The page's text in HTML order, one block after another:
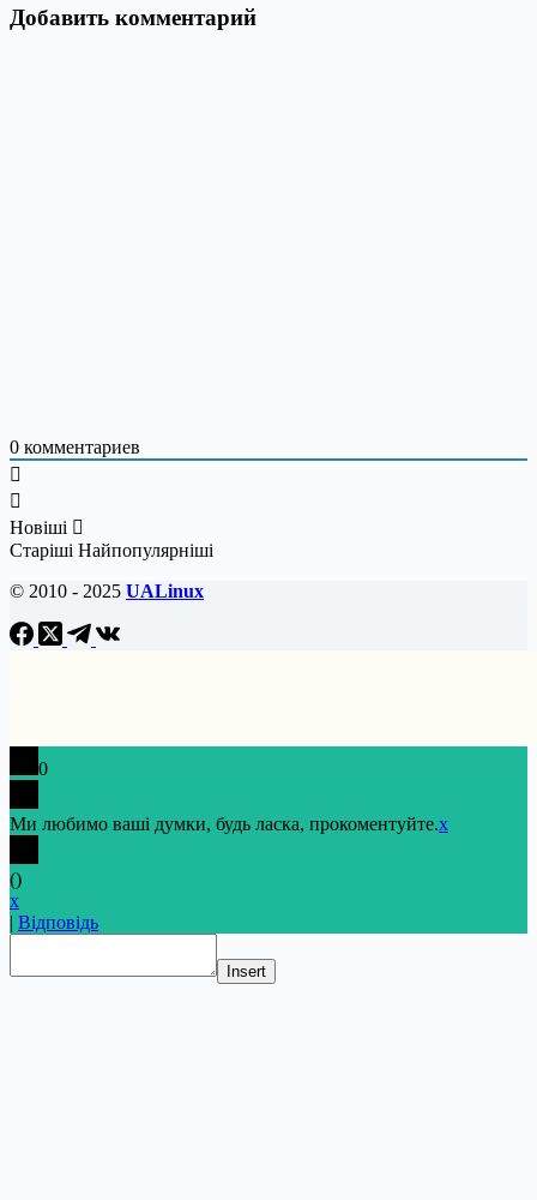
Добавить комментарий
0 комментариев
Новіші
Старіші Найпопулярніші
© 2010 - 2025 UALinux
0
Ми любимо ваші думки, будь ласка, прокоментуйте.x
()
x
| Відповідь
Insert